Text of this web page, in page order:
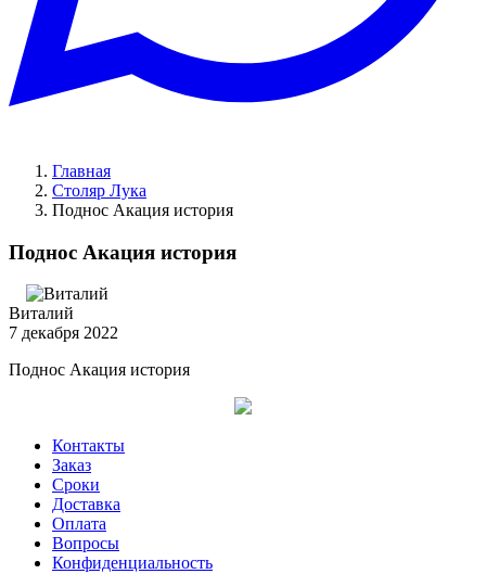
Главная
Столяр Лука
Поднос Акация история
Поднос Акация история
Виталий
7 декабря 2022
Поднос Акация история
Контакты
Заказ
Cроки
Доставка
Оплата
Вопросы
Конфиденциальность